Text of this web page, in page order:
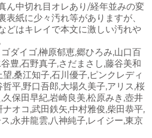
ん中切れ目オレあり/経年並みの変
表紙に少々汚れ等がありますが、
どはキレイで本文に激しい汚れや
ダイゴ,榊原郁恵,郷ひろみ,山口百
豊,石野真子,さだまさし,藤谷美和
,桑江知子,石川優子,ピンクレディ
平,野口吾郎,大場久美子,アリス,桜
保田早紀,岩崎良美,松原みき,壺井
オコ,武田鉄矢,中村雅俊,柴田恭平,
,永井龍雲,八神純子,レイジー,東京